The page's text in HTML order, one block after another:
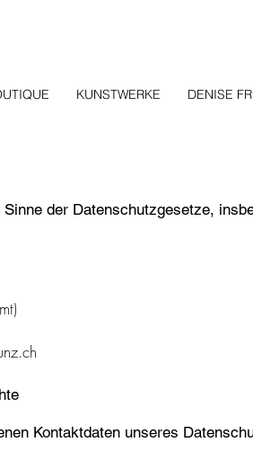
KUNSTWERKE DENISE
der Datenschutzgesetze,
Kontaktdaten unseres